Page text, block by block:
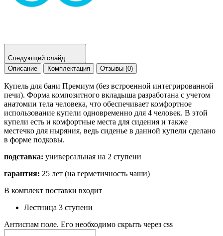
Следующий слайд
Описание
Комплектация Отзывы (0)
Купель для бани Премиум (без встроенной интегрированной
печи). Форма композитного вкладыша разработана с учетом
анатомии тела человека, что обеспечивает комфортное
использование купели одновременно для 4 человек. В этой
купели есть и комфортные места для сидения и также
местечко для ныряния, ведь сиденье в данной купели сделано
в форме подковы.
подставка: универсальная на 2 ступени
гарантия: 25 лет (на герметичность чаши)
В комплект поставки входит
Лестница 3 ступени
Антиспам поле. Его необходимо скрыть через css